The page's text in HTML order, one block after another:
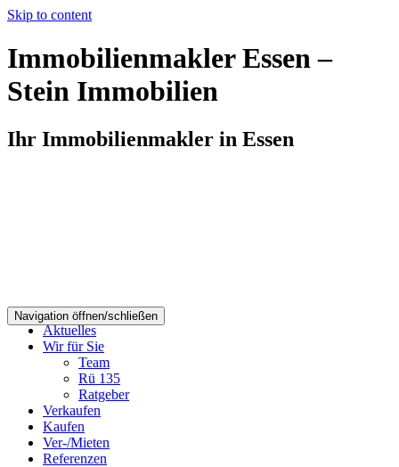
Skip to content
Immobilienmakler Essen –
Stein Immobilien
Ihr Immobilienmakler in Essen
Navigation öffnen/schließen
Aktuelles
Wir für Sie
Team
Rü 135
Ratgeber
Verkaufen
Kaufen
Ver-/Mieten
Referenzen